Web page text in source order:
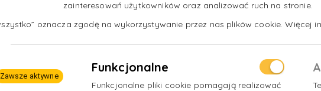
długość dnia pracy
warunków
zainteresowań użytkowników oraz analizować ruch na stronie.
oznacza zgodę na wykorzystywanie przez nas plików cookie.
Zawsze aktywne
Funkcjonalne
Funkcjonalne pliki cookie pomagają realizować